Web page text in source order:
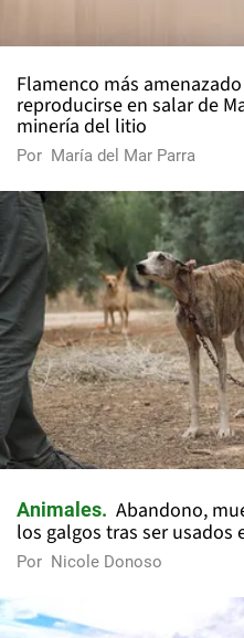
Flamenco más
reproducirse en salar de
minería del litio
Por María del Mar Parra
Animales
Abandono,
los galgos tras ser usados
Por Nicole Donoso